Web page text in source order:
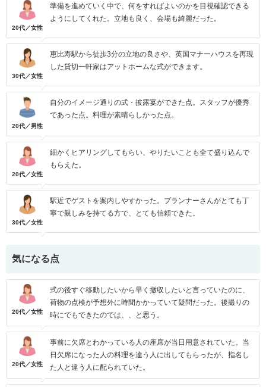
20代／女性
準備を進めていく中で、何をすればよいのかを目視確認できる
ようにしてくれた。立地も良く、会場も綺麗だった。
30代／女性
恵比寿駅から徒歩3分の立地の良さや、英国マナーハウスを再現
した貸切一軒家はアットホームな式ができます。
20代／男性
自分のイメージ通りの式・披露宴ができた点。スタッフが優秀
であった点。料理が素晴らしかった点。
20代／女性
細かくヒアリングしてもらい、やりたいことも全て盛り込んで
もらえた。
30代／女性
駅近でゲストを案内しやすかった。プランナーさんがとても丁
寧で親しみを持てる方で、とても信頼できた。
気になる点
20代／女性
式の後すぐ移動したいから早く撤収したいと言っていたのに、
荷物の点検が予想外に時間かかっていて疑問だった。後撮りの
時にでもできたのでは、、と思う。
20代／女性
事前に欠席とわかっている人の座席が当日用意されていた。当
日欠席になった人の料理を違う人に出してもらったが、指名し
た人と違う人に配られていた。